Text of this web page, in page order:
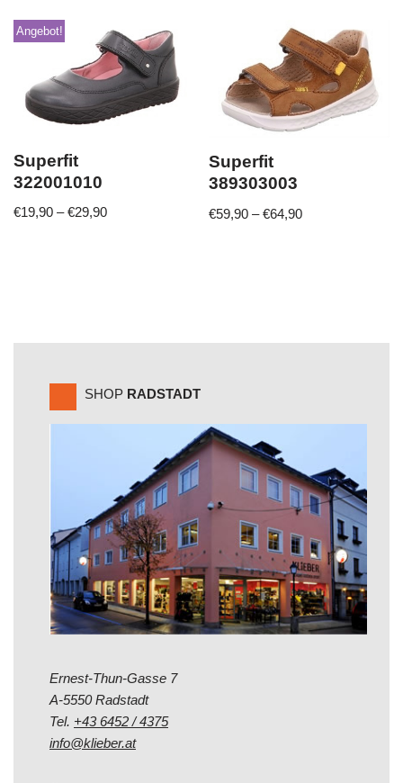
Angebot!
Superfit
322001010
€19,90 –€29,90
Superfit
389303003
€59,90 –€64,90
SHOP RADSTADT
Ernest-Thun-Gasse 7
A-5550 Radstadt
Tel. +43 6452 / 4375
info@klieber.at